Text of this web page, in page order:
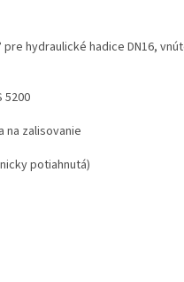
pre hydraulické hadice DN16,
5200
na zalisovanie
potiahnutá)